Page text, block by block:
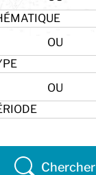
Chercher